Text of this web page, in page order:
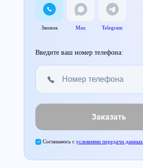
Звонок Max Telegram
Введите ваш номер телефона:
Заказать
Соглашаюсь с условиями передачи данных